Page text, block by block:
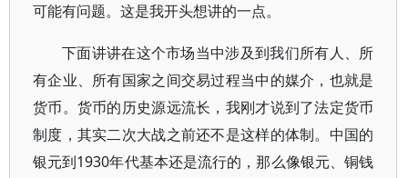
可能有问题。这是我开头想讲的一点。
下面讲讲在这个市场当中涉及到我们所有人、所
有企业、所有国家之间交易过程当中的媒介，也就是
货币。货币的历史源远流长，我刚才说到了法定货币
制度，其实二次大战之前还不是这样的体制。中国的
银元到1930年代基本还是流行的，那么像银元、铜钱